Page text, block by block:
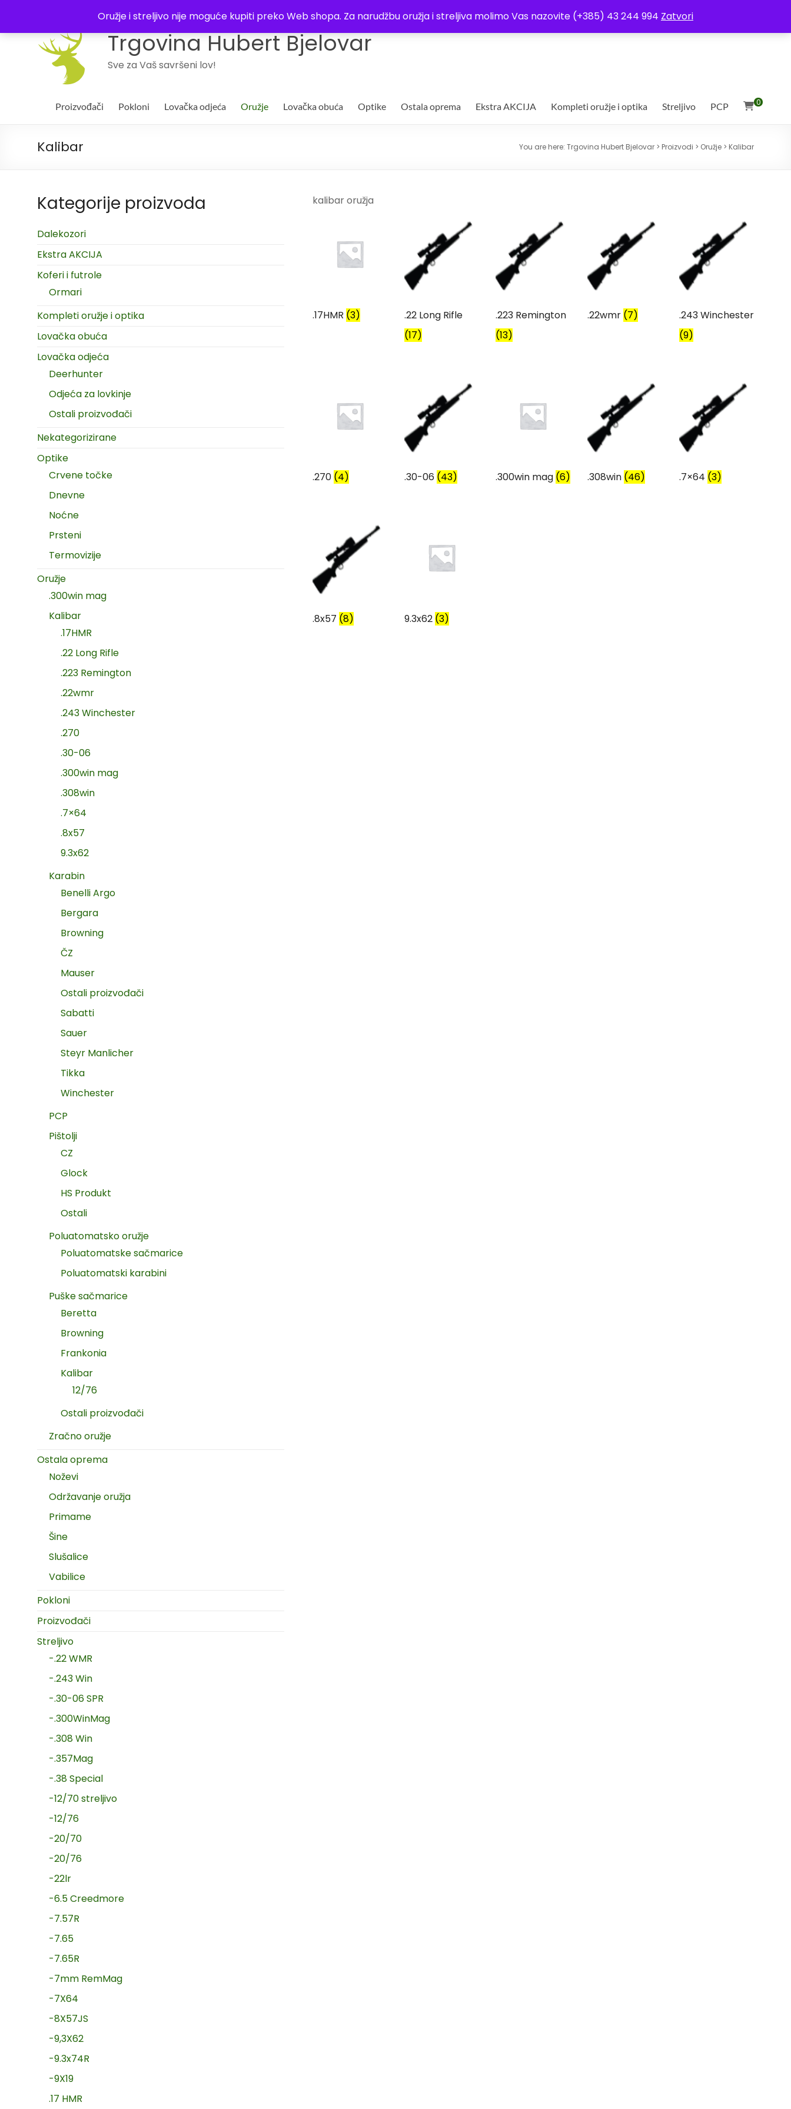
Oružje i streljivo nije moguće kupiti preko Web shopa. Za narudžbu oružja i streljiva molimo Vas nazovite (+385) 43 244 994 Zatvori
Uvjeti poslovanja
Trgovina Hubert Bjelovar
Sve za Vaš savršeni lov!
0
Proizvođači Pokloni Lovačka odjeća Oružje Lovačka obuća Optike Ostala oprema Ekstra AKCIJA Kompleti oružje i optika Streljivo PCP
Kalibar You are here: Trgovina Hubert Bjelovar > Proizvodi > Oružje > Kalibar
kalibar oružja
.17HMR (3)
.22 Long Rifle
(17)
.223 Remington
(13)
.22wmr (7)
.243 Winchester
(9)
.270 (4) .30-06 (43) .300win mag (6) .308win (46) .7×64 (3)
.8x57 (8) 9.3x62 (3)
Kategorije proizvoda
Dalekozori
Ekstra AKCIJA
Koferi i futrole
Ormari
Kompleti oružje i optika
Lovačka obuća
Lovačka odjeća
Deerhunter
Odjeća za lovkinje
Ostali proizvođači
Nekategorizirane
Optike
Crvene točke
Dnevne
Noćne
Prsteni
Termovizije
Oružje
.300win mag
Kalibar
.17HMR
.22 Long Rifle
.223 Remington
.22wmr
.243 Winchester
.270
.30-06
.300win mag
.308win
.7×64
.8x57
9.3x62
Karabin
Benelli Argo
Bergara
Browning
ČZ
Mauser
Ostali proizvođači
Sabatti
Sauer
Steyr Manlicher
Tikka
Winchester
PCP
Pištolji
CZ
Glock
HS Produkt
Ostali
Poluatomatsko oružje
Poluatomatske sačmarice
Poluatomatski karabini
Puške sačmarice
Beretta
Browning
Frankonia
Kalibar
12/76
Ostali proizvođači
Zračno oružje
Ostala oprema
Noževi
Održavanje oružja
Primame
Šine
Slušalice
Vabilice
Pokloni
Proizvođači
Streljivo
-.22 WMR
-.243 Win
-.30-06 SPR
-.300WinMag
-.308 Win
-.357Mag
-.38 Special
-12/70 streljivo
-12/76
-20/70
-20/76
-22lr
-6.5 Creedmore
-7.57R
-7.65
-7.65R
-7mm RemMag
-7X64
-8X57JS
-9,3X62
-9.3x74R
-9X19
.17 HMR